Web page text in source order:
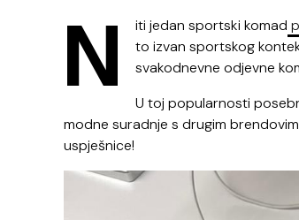
N iti jedan sportski komad
to izvan sportskog
svakodnevne odjevne
U toj popularnosti
modne suradnje s drugim
uspješnice!